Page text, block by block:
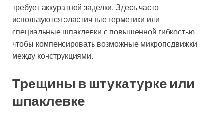
требует аккуратной заделки. Здесь часто
используются эластичные герметики или
специальные шпаклевки с повышенной гибкостью,
чтобы компенсировать возможные микроподвижки
между конструкциями.
Трещины в штукатурке или
шпаклевке